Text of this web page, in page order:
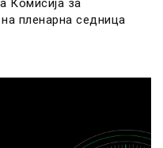
Комисија за
пленарна седница